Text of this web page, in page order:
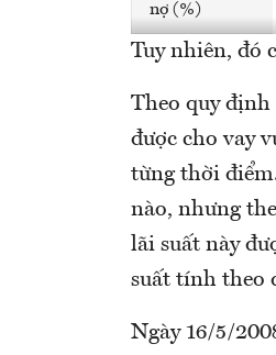
nợ (%)
Tuy nhiên, đó
Theo quy định
được cho vay
từng thời
nào, nhưng
lãi suất này
suất tính theo
Ngày 16/5/